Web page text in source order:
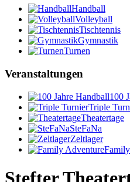
Handball
Volleyball
Tischtennis
Gymnastik
Turnen
Veranstaltungen
100
Triple
Theatertage
SteFaNa
Zeltlager